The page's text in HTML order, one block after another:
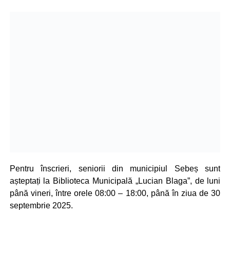
Pentru înscrieri, seniorii din municipiul Sebeș sunt
așteptați la Biblioteca Municipală „Lucian Blaga”, de luni
până vineri, între orele 08:00 – 18:00, până în ziua de 30
septembrie 2025.